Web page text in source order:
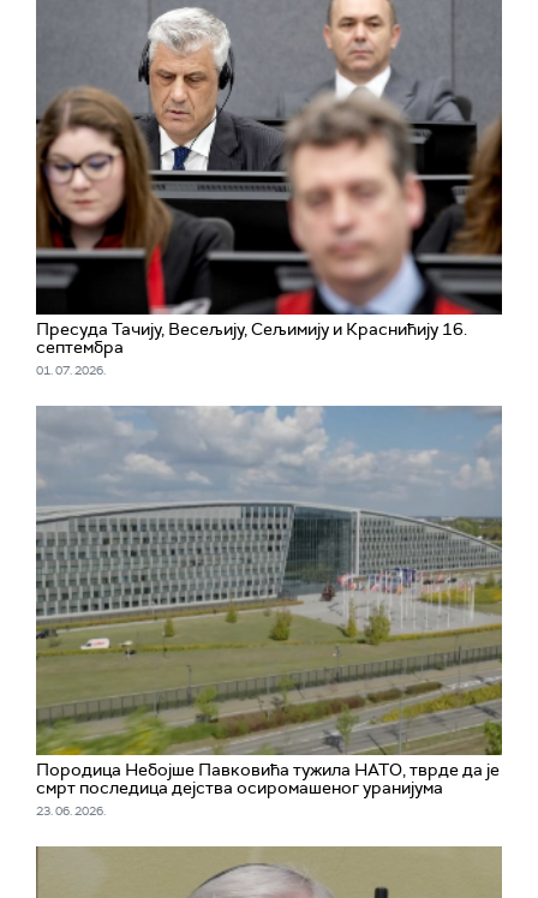
Пресуда Тачију, Весељију, Сељимију и Краснићију 16.
септембра
01. 07. 2026.
Породица Небојше Павковића тужила НАТО, тврде да је
смрт последица дејства осиромашеног уранијума
23. 06. 2026.